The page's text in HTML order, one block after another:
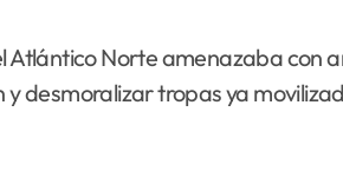
Atlántico Norte amenazaba con
desmoralizar tropas ya